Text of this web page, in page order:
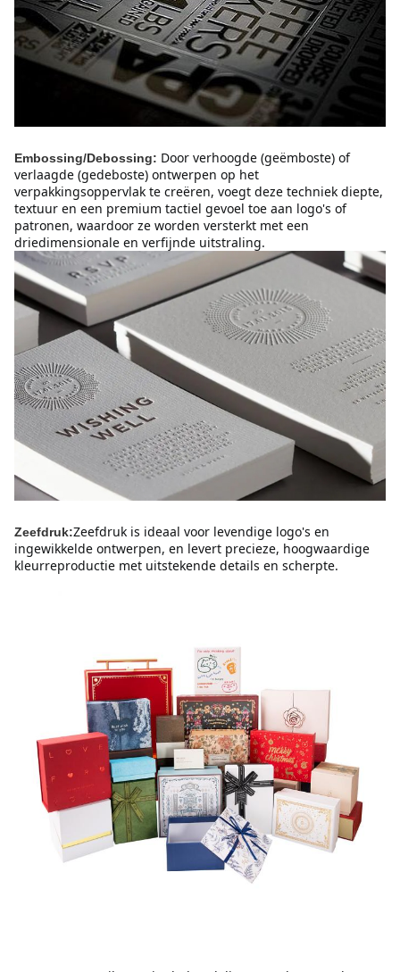
Embossing/Debossing: Door verhoogde (geëmboste) of
verlaagde (gedeboste) ontwerpen op het
verpakkingsoppervlak te creëren, voegt deze techniek diepte,
textuur en een premium tactiel gevoel toe aan logo's of
patronen, waardoor ze worden versterkt met een
driedimensionale en verfijnde uitstraling.
Zeefdruk:Zeefdruk is ideaal voor levendige logo's en
ingewikkelde ontwerpen, en levert precieze, hoogwaardige
kleurreproductie met uitstekende details en scherpte.